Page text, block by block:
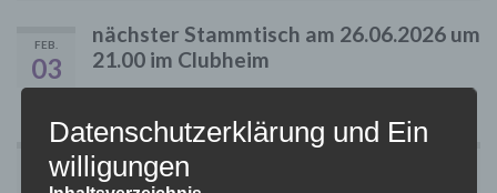
FEB.
03
nächster Stammtisch am 26.06.2026 um
21.00 im Clubheim
ANMELDEN
Datenschutzerklärung und Ein
willigungen